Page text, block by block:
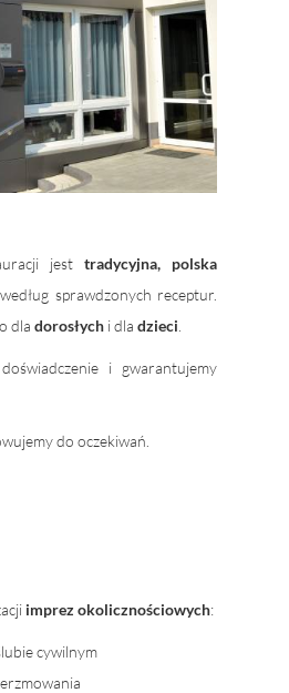
jest tradycyjna, polska
sprawdzonych receptur.
dla dorosłych i dla dzieci
i gwarantujemy
do oczekiwań.
imprez okolicznościowych:
cywilnym